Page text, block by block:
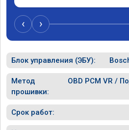
‹ ›
Блок управления (ЭБУ):
Метод
прошивки:
OBD PCM VR /
Срок работ: